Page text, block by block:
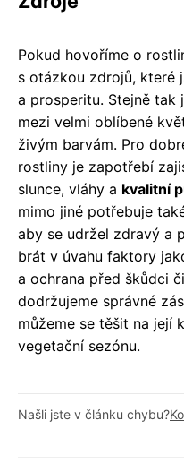
Pokud hovoříme o
s otázkou zdrojů, které
a prosperitu. Stejně tak
mezi velmi oblíbené
živým barvám. Pro
rostliny je zapotřebí
slunce, vláhy a kvalitní
mimo jiné potřebuje
aby se udržel zdravý a
brát v úvahu faktory
a ochrana před škůdci
dodržujeme správné
můžeme se těšit na její
vegetační sezónu.
Našli jste v článku chybu?